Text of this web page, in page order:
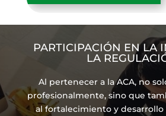
PARTICIPACIÓN EN LA
LA
Al pertenecer a la ACA, no
profesionalmente, sino que
al fortalecimiento y desarrollo